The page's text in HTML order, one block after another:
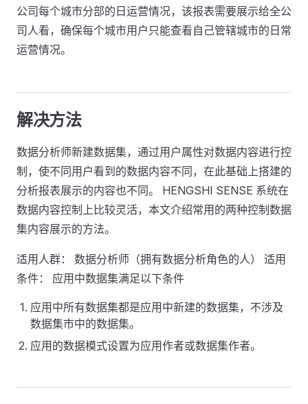
公司每个城市分部的日运营情况，该报表需要展示给全公
司人看，确保每个城市用户只能查看自己管辖城市的日常
运营情况。
解决方法
数据分析师新建数据集，通过用户属性对数据内容进行控
制，使不同用户看到的数据内容不同，在此基础上搭建的
分析报表展示的内容也不同。 HENGSHI SENSE 系统在
数据内容控制上比较灵活，本文介绍常用的两种控制数据
集内容展示的方法。
适用人群： 数据分析师（拥有数据分析角色的人） 适用
条件： 应用中数据集满足以下条件
应用中所有数据集都是应用中新建的数据集，不涉及
数据集市中的数据集。
应用的数据模式设置为应用作者或数据集作者。